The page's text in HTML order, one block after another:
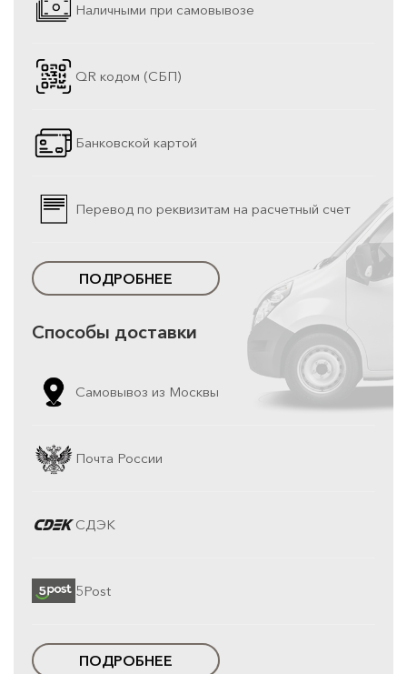
Наличными при самовывозе
QR кодом (СБП)
Банковской картой
Перевод по реквизитам на расчетный счет
ПОДРОБНЕЕ
Способы доставки
Самовывоз из Москвы
Почта России
СДЭК
5Post
ПОДРОБНЕЕ